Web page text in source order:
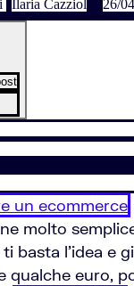
Ilaria Cazziol 26/
un ecommerce
molto
basta l'idea e
qualche euro,